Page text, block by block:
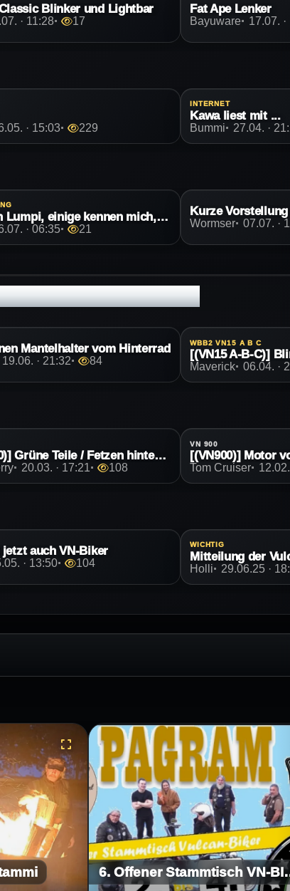
Blinker und Lightbar
· 11:28 17
Fat Ape Lenker
Bayuware 17.07.
· 15:03 229
INTERNET
Kawa liest mit ...
Bummi 27.04. ·
Hallo, bin Lumpi, einige kennen mich, fahre eine VN 1600 Classic Tourer
· 06:35 21
Kurze Vorstellung
Wormser 07.07. ·
Mantelhalter vom Hinterrad
19.06. · 21:32 84
WBB2 VN15 A B C
[(VN15 A-B-C)]
Maverick 06.04. ·
[(VN 2000)] Grüne Teile / Fetzen hinter der Kupplungsabdeckung
20.03. · 17:21 108
VN 900
[(VN900)] Motor
Tom Cruiser
auch VN-Biker
· 13:50 104
WICHTIG
Holli 29.06.25 ·
6. Offener